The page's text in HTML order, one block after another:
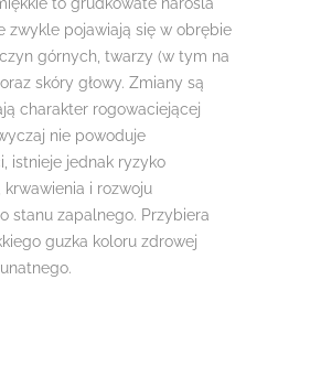
zwykle pojawiają się w obrębie
górnych, twarzy (w tym na
skóry głowy. Zmiany są
charakter rogowaciejącej
nie powoduje
istnieje jednak ryzyko
krwawienia i rozwoju
stanu zapalnego. Przybiera
guzka koloru zdrowej